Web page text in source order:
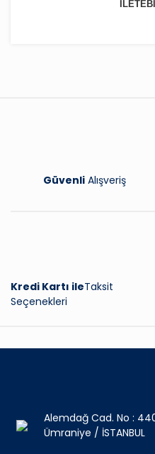
Güvenli Alışveriş
Kredi Kartı ileTaksit
Seçenekleri
Alemdağ Cad. No :
Ümraniye / İSTANBUL